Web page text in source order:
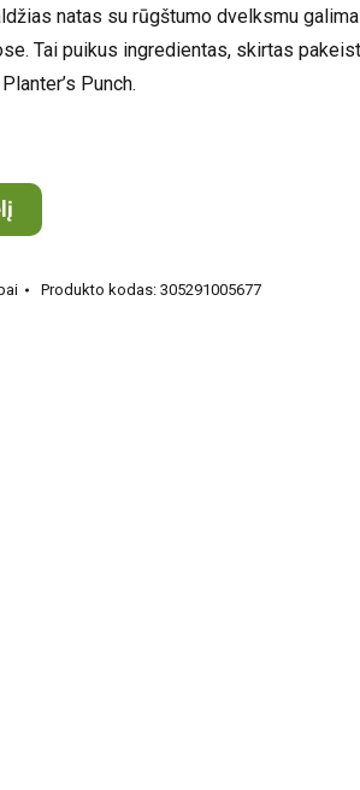
natas su rūgštumo dvelksmu
Tai puikus ingredientas, skirtas
Punch.
Produkto kodas: 305291005677